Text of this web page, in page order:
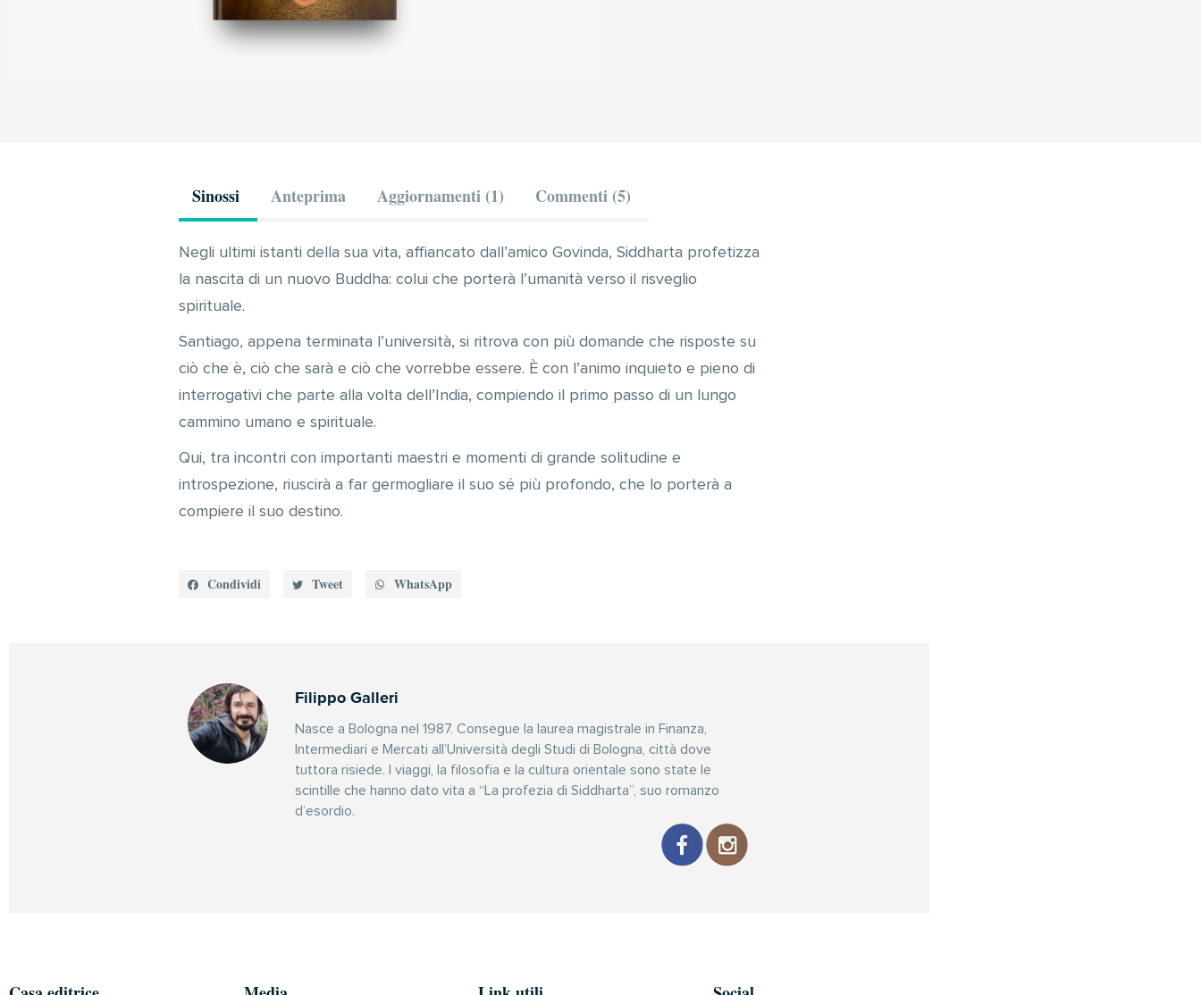
Sinossi Anteprima Aggiornamenti (1) Commenti (5)
Negli ultimi istanti della sua vita, affiancato dall’amico Govinda, Siddharta profetizza
la nascita di un nuovo Buddha: colui che porterà l’umanità verso il risveglio
spirituale.
Santiago, appena terminata l’università, si ritrova con più domande che risposte su
ciò che è, ciò che sarà e ciò che vorrebbe essere. È con l’animo inquieto e pieno di
interrogativi che parte alla volta dell’India, compiendo il primo passo di un lungo
cammino umano e spirituale.
Qui, tra incontri con importanti maestri e momenti di grande solitudine e
introspezione, riuscirà a far germogliare il suo sé più profondo, che lo porterà a
compiere il suo destino.
Condividi Tweet WhatsApp
Filippo Galleri
Nasce a Bologna nel 1987. Consegue la laurea magistrale in Finanza,
Intermediari e Mercati all’Università degli Studi di Bologna, città dove
tuttora risiede. I viaggi, la filosofia e la cultura orientale sono state le
scintille che hanno dato vita a “La profezia di Siddharta”, suo romanzo
d’esordio.